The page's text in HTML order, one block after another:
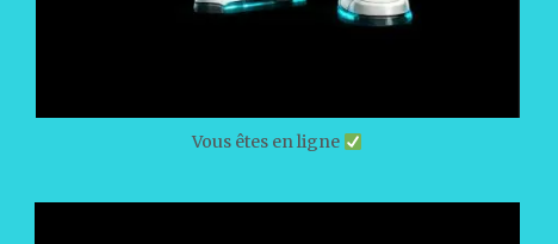
Vous êtes en ligne